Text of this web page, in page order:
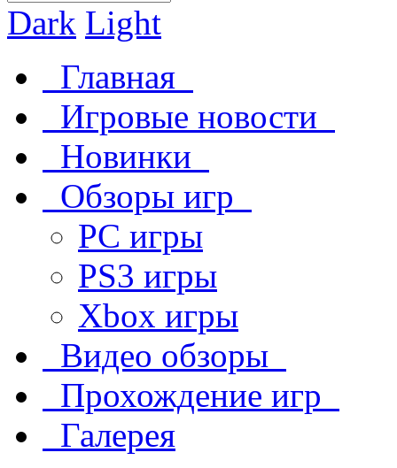
Dark Light
Главная
Игровые новости
Новинки
Обзоры игр
PC игры
PS3 игры
Xbox игры
Видео обзоры
Прохождение игр
Галерея